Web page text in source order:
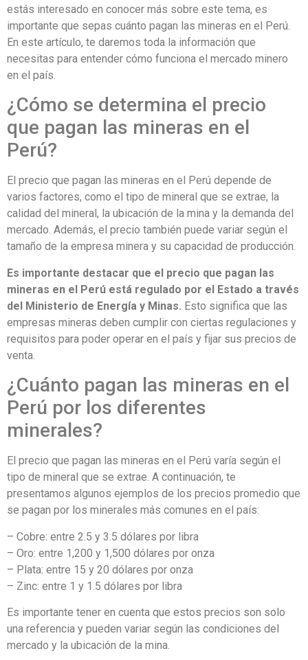
estás interesado en conocer más sobre este tema, es
importante que sepas cuánto pagan las mineras en el Perú.
En este artículo, te daremos toda la información que
necesitas para entender cómo funciona el mercado minero
en el país.
¿Cómo se determina el precio
que pagan las mineras en el
Perú?
El precio que pagan las mineras en el Perú depende de
varios factores, como el tipo de mineral que se extrae, la
calidad del mineral, la ubicación de la mina y la demanda del
mercado. Además, el precio también puede variar según el
tamaño de la empresa minera y su capacidad de producción.
Es importante destacar que el precio que pagan las
mineras en el Perú está regulado por el Estado a través
del Ministerio de Energía y Minas. Esto significa que las
empresas mineras deben cumplir con ciertas regulaciones y
requisitos para poder operar en el país y fijar sus precios de
venta.
¿Cuánto pagan las mineras en el
Perú por los diferentes
minerales?
El precio que pagan las mineras en el Perú varía según el
tipo de mineral que se extrae. A continuación, te
presentamos algunos ejemplos de los precios promedio que
se pagan por los minerales más comunes en el país:
– Cobre: entre 2.5 y 3.5 dólares por libra
– Oro: entre 1,200 y 1,500 dólares por onza
– Plata: entre 15 y 20 dólares por onza
– Zinc: entre 1 y 1.5 dólares por libra
Es importante tener en cuenta que estos precios son solo
una referencia y pueden variar según las condiciones del
mercado y la ubicación de la mina.